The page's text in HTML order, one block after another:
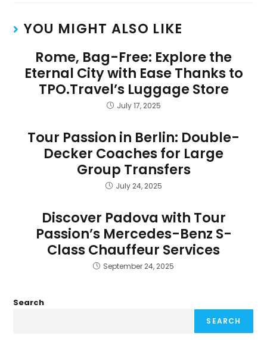
YOU MIGHT ALSO LIKE
Rome, Bag-Free: Explore the
Eternal City with Ease Thanks to
TPO.Travel’s Luggage Store
July 17, 2025
Tour Passion in Berlin: Double-
Decker Coaches for Large
Group Transfers
July 24, 2025
Discover Padova with Tour
Passion’s Mercedes-Benz S-
Class Chauffeur Services
September 24, 2025
Search
SEARCH